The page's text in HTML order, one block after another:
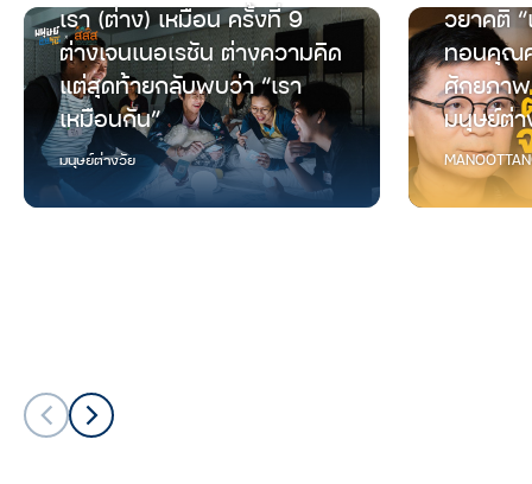
เรา (ต่าง) เหมือน ครั้งที่ 9
ต่างเจนเนอเรชัน ต่างความคิด
แต่สุดท้ายกลับพบว่า “เรา
เหมือนกัน”
มนุษย์ต่างวัย
วยาคติ
ทอนคุณ
ศักยภา
มนุษย์ต่า